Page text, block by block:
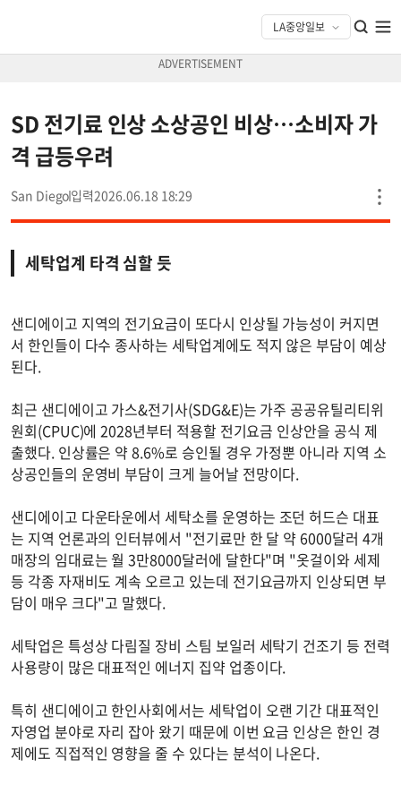
SD 전기료 인상 소상공인 비상…소비자 가
격 급등우려
San Diego 2026.06.18 18:29
세탁업계 타격 심할 듯
샌디에이고 지역의 전기요금이 또다시 인상될 가능성이 커지면
서 한인들이 다수 종사하는 세탁업계에도 적지 않은 부담이 예상
된다.
최근 샌디에이고 가스&전기사(SDG&E)는 가주 공공유틸리티위
원회(CPUC)에 2028년부터 적용할 전기요금 인상안을 공식 제
출했다. 인상률은 약 8.6%로 승인될 경우 가정뿐 아니라 지역 소
상공인들의 운영비 부담이 크게 늘어날 전망이다.
샌디에이고 다운타운에서 세탁소를 운영하는 조던 허드슨 대표
는 지역 언론과의 인터뷰에서 "전기료만 한 달 약 6000달러 4개
매장의 임대료는 월 3만8000달러에 달한다"며 "옷걸이와 세제
등 각종 자재비도 계속 오르고 있는데 전기요금까지 인상되면 부
담이 매우 크다"고 말했다.
세탁업은 특성상 다림질 장비 스팀 보일러 세탁기 건조기 등 전력
사용량이 많은 대표적인 에너지 집약 업종이다.
특히 샌디에이고 한인사회에서는 세탁업이 오랜 기간 대표적인
자영업 분야로 자리 잡아 왔기 때문에 이번 요금 인상은 한인 경
제에도 직접적인 영향을 줄 수 있다는 분석이 나온다.